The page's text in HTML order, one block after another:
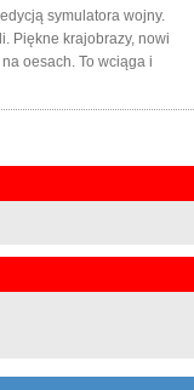
symulatora wojny.
Piękne krajobrazy, nowi
oesach. To wciąga i